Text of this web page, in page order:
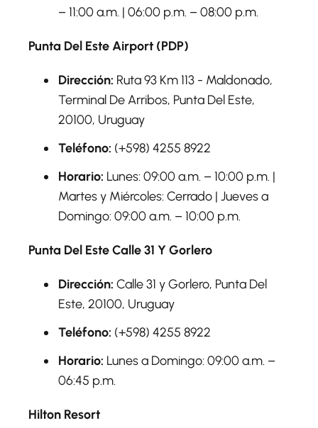
– 11:00 a.m. | 06:00 p.m. – 08:00 p.m.
Punta Del Este Airport (PDP)
Dirección: Ruta 93 Km 113 - Maldonado,
Terminal De Arribos, Punta Del Este,
20100, Uruguay
Teléfono: (+598) 4255 8922
Horario: Lunes: 09:00 a.m. – 10:00 p.m. |
Martes y Miércoles: Cerrado | Jueves a
Domingo: 09:00 a.m. – 10:00 p.m.
Punta Del Este Calle 31 Y Gorlero
Dirección: Calle 31 y Gorlero, Punta Del
Este, 20100, Uruguay
Teléfono: (+598) 4255 8922
Horario: Lunes a Domingo: 09:00 a.m. –
06:45 p.m.
Hilton Resort